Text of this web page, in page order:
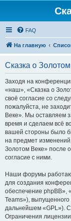
FAQ
На главную
Сказка о
Заходя на
«наш», «Сказка о
своё согласие со
пожалуйста, не
Веке». Мы оставляем
время и сделаем всё
вашей стороны было
на предмет
Золотом Веке» после
согласие с ними.
Наши форумы
для создания
обеспечение phpBB»,
Teams»),
дальнейшем «GPL»).
Ограничения